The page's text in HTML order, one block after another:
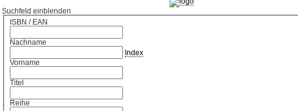
Suchfeld einblenden
ISBN / EAN
Nachname
Index
Vorname
Titel
Reihe